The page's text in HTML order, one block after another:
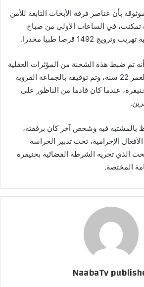
ن
ي
ا
بأن عناصر فرقة الأبحاث التابعة للأمن
تمكنت، في الساعات الأولى من صباح
1492 قرصا طبيا مخدرا.
تم ضبط هذه الشحنة من المؤثرات العقلية
بحوزة شخص يبلغ من العمر 22 سنة، وتم توقيفه بالجماعة القروية
عندما كان قادما من الناظور على
بالمشتبه فيه وشخص آخر كان برفقته،
الإجرامية، تحت تدبير الحراسة
الذي تجريه الشرطة القضائية بخنيفرة
المختصة.
NaabaTv